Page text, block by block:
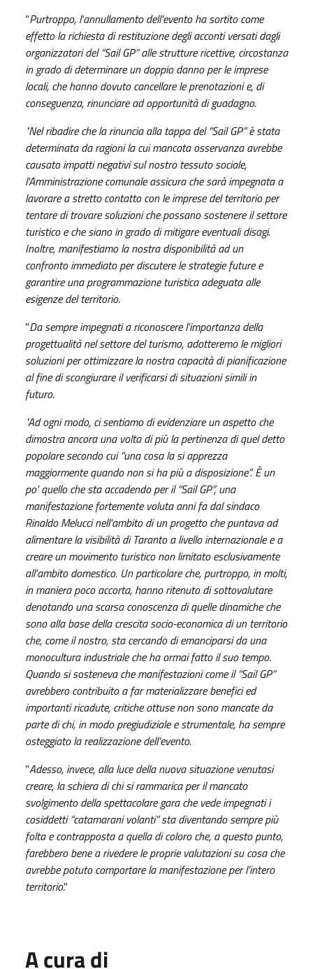
"Purtroppo, l'annullamento dell'evento ha sortito come
effetto la richiesta di restituzione degli acconti versati dagli
organizzatori del “Sail GP” alle strutture ricettive, circostanza
in grado di determinare un doppio danno per le imprese
locali, che hanno dovuto cancellare le prenotazioni e, di
conseguenza, rinunciare ad opportunità di guadagno.
"Nel ribadire che la rinuncia alla tappa del “Sail GP” è stata
determinata da ragioni la cui mancata osservanza avrebbe
causato impatti negativi sul nostro tessuto sociale,
l'Amministrazione comunale assicura che sarà impegnata a
lavorare a stretto contatto con le imprese del territorio per
tentare di trovare soluzioni che possano sostenere il settore
turistico e che siano in grado di mitigare eventuali disagi.
Inoltre, manifestiamo la nostra disponibilità ad un
confronto immediato per discutere le strategie future e
garantire una programmazione turistica adeguata alle
esigenze del territorio.
"Da sempre impegnati a riconoscere l'importanza della
progettualità nel settore del turismo, adotteremo le migliori
soluzioni per ottimizzare la nostra capacità di pianificazione
al fine di scongiurare il verificarsi di situazioni simili in
futuro.
"Ad ogni modo, ci sentiamo di evidenziare un aspetto che
dimostra ancora una volta di più la pertinenza di quel detto
popolare secondo cui “una cosa la si apprezza
maggiormente quando non si ha più a disposizione”. È un
po’ quello che sta accadendo per il “Sail GP”, una
manifestazione fortemente voluta anni fa dal sindaco
Rinaldo Melucci nell’ambito di un progetto che puntava ad
alimentare la visibilità di Taranto a livello internazionale e a
creare un movimento turistico non limitato esclusivamente
all'ambito domestico. Un particolare che, purtroppo, in molti,
in maniera poco accorta, hanno ritenuto di sottovalutare
denotando una scarsa conoscenza di quelle dinamiche che
sono alla base della crescita socio-economica di un territorio
che, come il nostro, sta cercando di emanciparsi da una
monocultura industriale che ha ormai fatto il suo tempo.
Quando si sosteneva che manifestazioni come il “Sail GP”
avrebbero contribuito a far materializzare benefici ed
importanti ricadute, critiche ottuse non sono mancate da
parte di chi, in modo pregiudiziale e strumentale, ha sempre
osteggiato la realizzazione dell’evento.
"Adesso, invece, alla luce della nuova situazione venutasi
creare, la schiera di chi si rammarica per il mancato
svolgimento della spettacolare gara che vede impegnati i
cosiddetti “catamarani volanti” sta diventando sempre più
folta e contrapposta a quella di coloro che, a questo punto,
farebbero bene a rivedere le proprie valutazioni su cosa che
avrebbe potuto comportare la manifestazione per l’intero
territorio."
A cura di